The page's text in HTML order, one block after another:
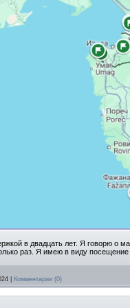
в двадцать лет. Я говорю о
раз. Я имею в виду
Комментарии (0)